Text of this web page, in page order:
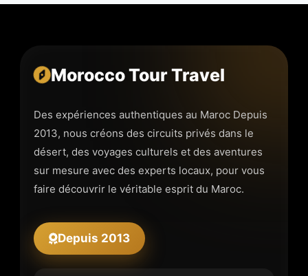
Morocco Tour Travel
Des expériences authentiques au Maroc Depuis
2013, nous créons des circuits privés dans le
désert, des voyages culturels et des aventures
sur mesure avec des experts locaux, pour vous
faire découvrir le véritable esprit du Maroc.
Depuis 2013